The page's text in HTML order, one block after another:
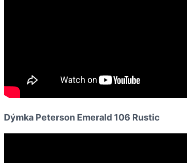
Dýmka Peterson Emerald 106 Rustic